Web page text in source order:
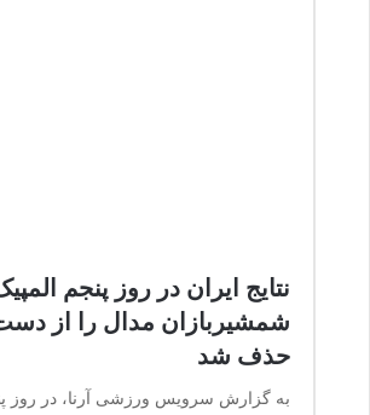
نتایج ایران در روز پنجم
شمشیربازان مدال را از دست
حذف شد
به گزارش سرویس ورزشی آرنا، در روز